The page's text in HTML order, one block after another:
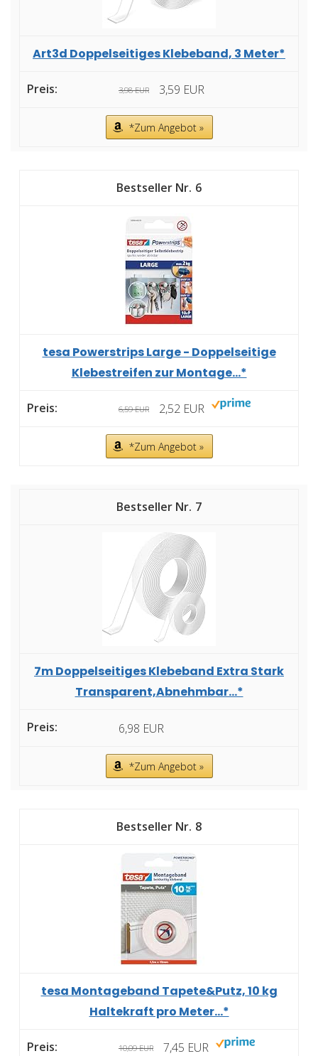
Art3d Doppelseitiges Klebeband, 3 Meter*
3,98 EUR 3,59 EUR
*Zum Angebot »
6
tesa Powerstrips Large - Doppelseitige
Klebestreifen zur Montage...*
6,59 EUR 2,52 EUR
*Zum Angebot »
7
7m Doppelseitiges Klebeband Extra Stark
Transparent,Abnehmbar...*
6,98 EUR
*Zum Angebot »
8
tesa Montageband Tapete&Putz, 10 kg
Haltekraft pro Meter...*
10,09 EUR 7,45 EUR